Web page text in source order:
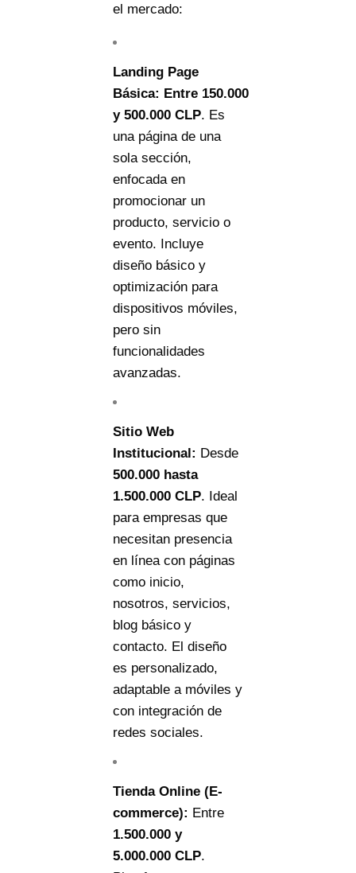
el mercado:
Landing Page
Básica: Entre 150.000
y 500.000 CLP. Es
una página de una
sola sección,
enfocada en
promocionar un
producto, servicio o
evento. Incluye
diseño básico y
optimización para
dispositivos móviles,
pero sin
funcionalidades
avanzadas.
Sitio Web
Institucional: Desde
500.000 hasta
1.500.000 CLP. Ideal
para empresas que
necesitan presencia
en línea con páginas
como inicio,
nosotros, servicios,
blog básico y
contacto. El diseño
es personalizado,
adaptable a móviles y
con integración de
redes sociales.
Tienda Online (E-
commerce): Entre
1.500.000 y
5.000.000 CLP.